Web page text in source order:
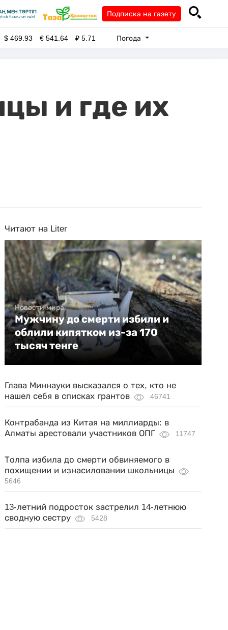
Подписка на газету
$469.93 €541.64 ₽5.71 Погода
и где их
Читают на Liter
Новости мира
Мужчину до смерти избили и
облили кипятком из-за 170
тысяч тенге
Глава Миннауки высказался о тех, кто не
нашел себя в списках грантов
46741
Контрабанда из Китая на миллиарды: в
Алматы арестовали участников ОПГ
11747
Толпа избила до смерти обвиняемого в
похищении и изнасиловании школьницы
5646
13-летний подросток застрелил 14-летнюю
сводную сестру
5428